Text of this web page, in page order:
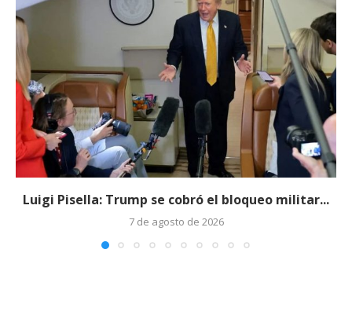
Luigi Pisella: Trump se cobró el bloqueo militar...
7 de agosto de 2026